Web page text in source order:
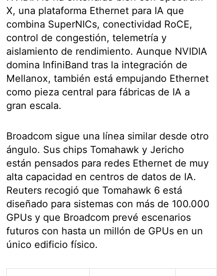
X, una plataforma Ethernet para IA que
combina SuperNICs, conectividad RoCE,
control de congestión, telemetría y
aislamiento de rendimiento. Aunque NVIDIA
domina InfiniBand tras la integración de
Mellanox, también está empujando Ethernet
como pieza central para fábricas de IA a
gran escala.
Broadcom sigue una línea similar desde otro
ángulo. Sus chips Tomahawk y Jericho
están pensados para redes Ethernet de muy
alta capacidad en centros de datos de IA.
Reuters recogió que Tomahawk 6 está
diseñado para sistemas con más de 100.000
GPUs y que Broadcom prevé escenarios
futuros con hasta un millón de GPUs en un
único edificio físico.